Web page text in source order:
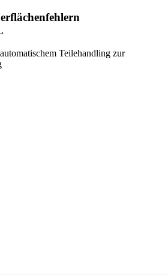
Teilehandling zur